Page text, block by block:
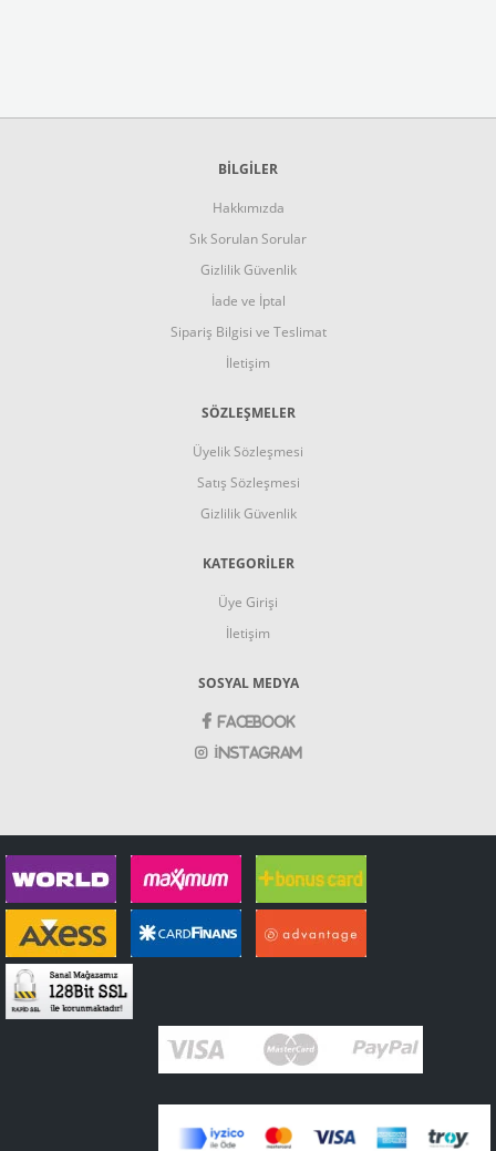
BİLGİLER
Hakkımızda
Sık Sorulan Sorular
Gizlilik Güvenlik
İade ve İptal
Sipariş Bilgisi ve Teslimat
İletişim
SÖZLEŞMELER
Üyelik Sözleşmesi
Satış Sözleşmesi
Gizlilik Güvenlik
KATEGORİLER
Üye Girişi
İletişim
SOSYAL MEDYA
Facebook
İnstagram